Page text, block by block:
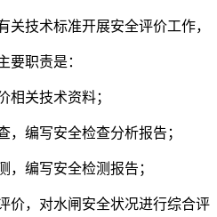
关技术标准开展安全评价工作，
要职责是：
相关技术资料；
，编写安全检查分析报告；
，编写安全检测报告；
价，对水闸安全状况进行综合评